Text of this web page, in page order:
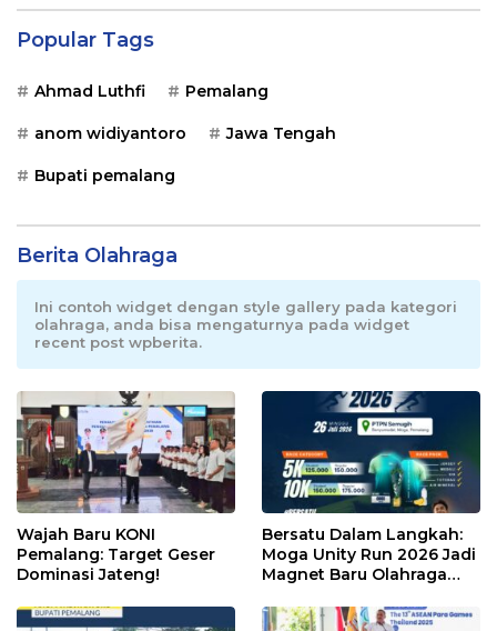
Popular Tags
Ahmad Luthfi Pemalang
anom widiyantoro Jawa Tengah
Bupati pemalang
Berita Olahraga
Ini contoh widget dengan style gallery pada kategori
olahraga, anda bisa mengaturnya pada widget
recent post wpberita.
Wajah Baru KONI
Pemalang: Target Geser
Dominasi Jateng!
Bersatu Dalam Langkah:
Moga Unity Run 2026 Jadi
Magnet Baru Olahraga